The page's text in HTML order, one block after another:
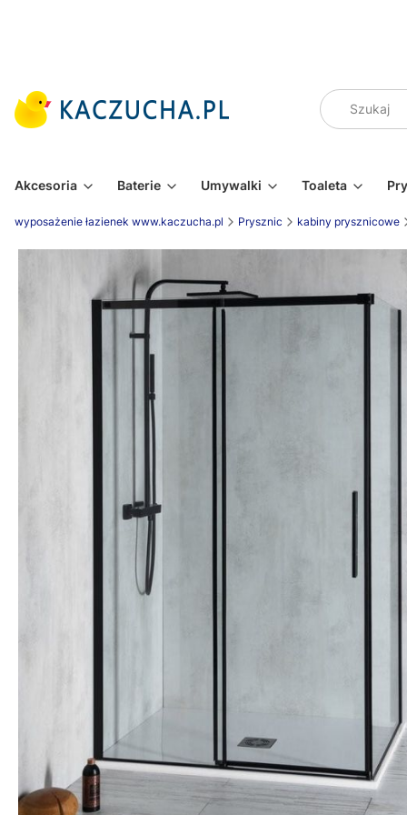
Akcesoria Baterie Umywalki Toaleta
wyposażenie łazienek www.kaczucha.pl Prysznic kabiny prysznicowe